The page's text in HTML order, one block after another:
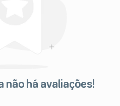
não há avaliações!